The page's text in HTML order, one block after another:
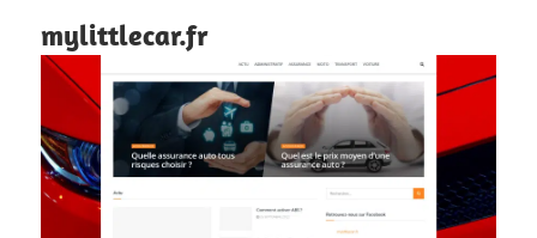
mylittlecar.fr